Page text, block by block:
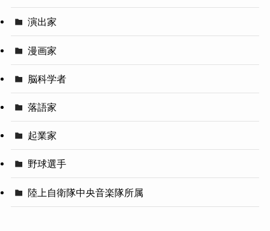
演出家
漫画家
脳科学者
落語家
起業家
野球選手
陸上自衛隊中央音楽隊所属